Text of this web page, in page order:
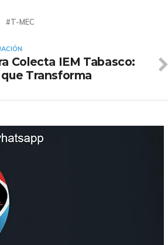
T-MEC
Colecta IEM Tabasco:
Transforma